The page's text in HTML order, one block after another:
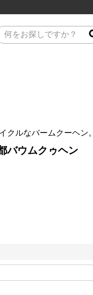
クルなバームクーヘン。
バウムクゥヘン